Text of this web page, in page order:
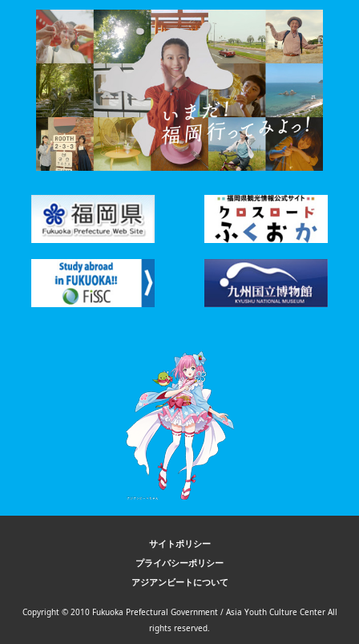
サイトポリシー
プライバシーポリシー
アジアンビートについて
Copyright © 2010 Fukuoka Prefectural Government / Asia Youth Culture Center All
rights reserved.